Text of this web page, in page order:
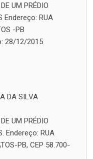
UM PRÉDIO
Endereço: RUA
-PB
28/12/2015
DA SILVA
UM PRÉDIO
Endereço: RUA
PB, CEP 58.700-